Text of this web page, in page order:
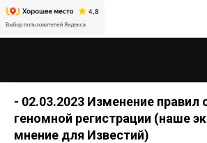
- 02.03.2023 Изменение правил
геномной регистрации (наше
мнение для Известий)